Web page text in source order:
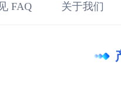
FAQ 关于我们